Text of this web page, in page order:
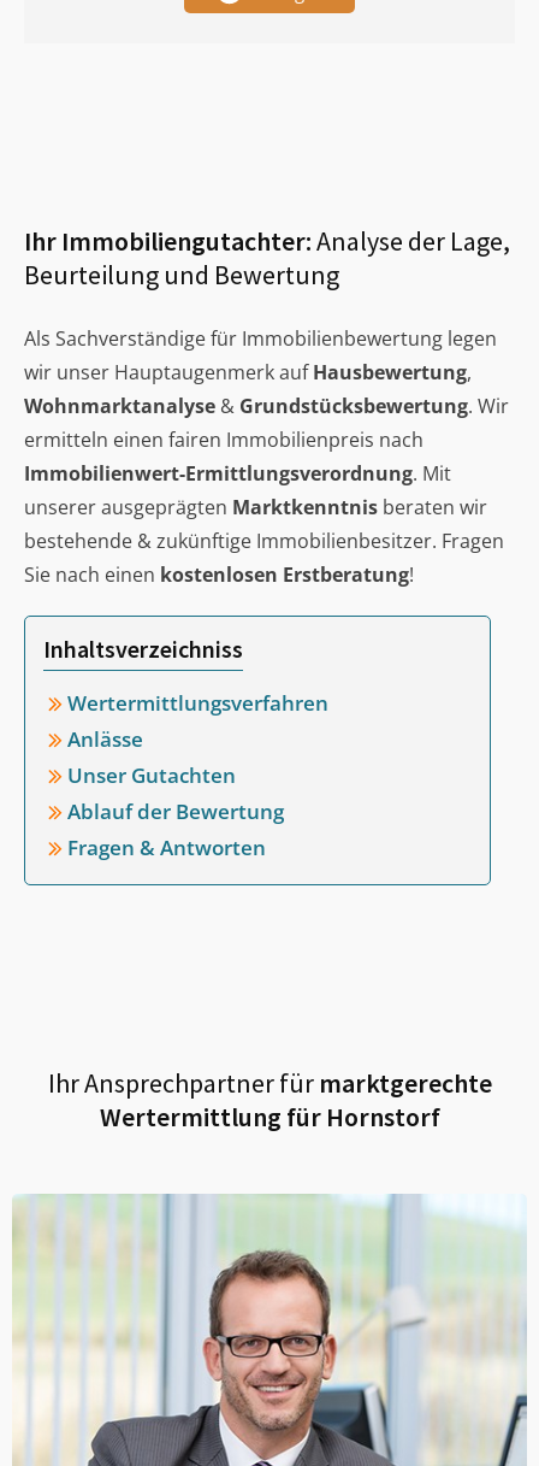
Ihr Immobiliengutachter:Analyse der Lage,
Beurteilung und Bewertung
Als Sachverständige für Immobilienbewertung legen
wir unser Hauptaugenmerk aufHausbewertung,
Wohnmarktanalyse & Grundstücksbewertung. Wir
ermitteln einen fairen Immobilienpreis nach
Immobilienwert-Ermittlungsverordnung. Mit
unserer ausgeprägten Marktkenntnis beraten wir
bestehende & zukünftige Immobilienbesitzer. Fragen
Sie nach einen kostenlosen Erstberatung!
Inhaltsverzeichniss
Wertermittlungsverfahren
Anlässe
Unser Gutachten
Ablauf der Bewertung
Fragen & Antworten
Ihr Ansprechpartner fürmarktgerechte
Wertermittlung für Hornstorf